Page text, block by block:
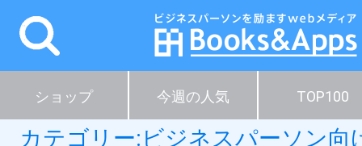
ショップ 今週の人気 TOP100
カテゴリー: ビジネスパーソン向